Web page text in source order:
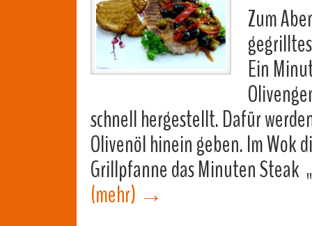
Zum
gegrilltes
Ein
schnell hergestellt. Dafür
Olivenöl hinein geben. Im Wok
Grillpfanne das Minuten Steak
(mehr) →